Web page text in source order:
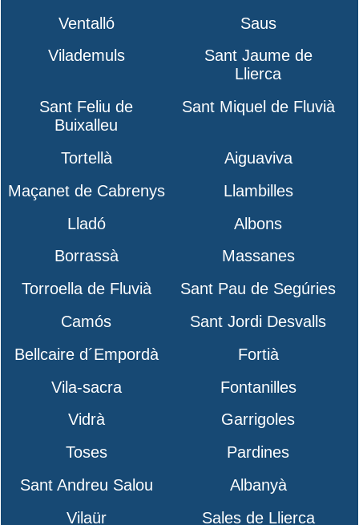
Ventalló
Saus
Vilademuls
Sant Jaume de
Llierca
Sant Feliu de
Buixalleu
Sant Miquel de Fluvià
Tortellà
Aiguaviva
Maçanet de Cabrenys
Llambilles
Lladó
Albons
Borrassà
Massanes
Torroella de Fluvià
Sant Pau de Segúries
Camós
Sant Jordi Desvalls
Bellcaire d´Empordà
Fortià
Vila-sacra
Fontanilles
Vidrà
Garrigoles
Toses
Pardines
Sant Andreu Salou
Albanyà
Vilaür
Sales de Llierca